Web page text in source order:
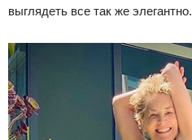
выглядеть все так же элегантно.